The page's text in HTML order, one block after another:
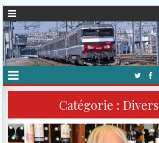
Catégorie :